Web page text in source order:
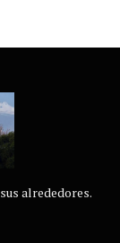
alrededores.